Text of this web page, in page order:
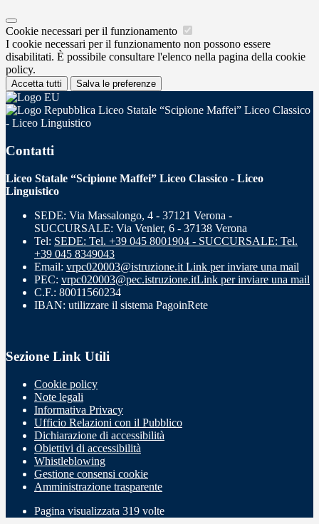
Cookie necessari per il funzionamento
I cookie necessari per il funzionamento non possono essere
disabilitati. È possibile consultare l'elenco nella pagina della cookie
policy.
Accetta tutti Salva le preferenze
Liceo Statale “Scipione Maffei” Liceo Classico
- Liceo Linguistico
Contatti
Liceo Statale “Scipione Maffei” Liceo Classico - Liceo
Linguistico
SEDE: Via Massalongo, 4 - 37121 Verona -
SUCCURSALE: Via Venier, 6 - 37138 Verona
Tel: SEDE: Tel. +39 045 8001904 - SUCCURSALE: Tel.
+39 045 8349043
Email: vrpc020003@istruzione.it Link per inviare una mail
PEC: vrpc020003@pec.istruzione.itLink per inviare una mail
C.F.: 80011560234
IBAN: utilizzare il sistema PagoinRete
Sezione Link Utili
Cookie policy
Note legali
Informativa Privacy
Ufficio Relazioni con il Pubblico
Dichiarazione di accessibilità
Obiettivi di accessibilità
Whistleblowing
Gestione consensi cookie
Amministrazione trasparente
Pagina visualizzata 319 volte